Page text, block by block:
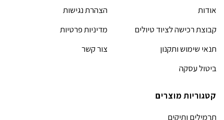
אודות
קבוצת רכישה לציוד טיולים
תנאי שימוש ותקנון
ביטול עסקה
הצהרת נגישות
מדיניות פרטיות
צור קשר
קטגוריות מוצרים
תרמילים ותיקים